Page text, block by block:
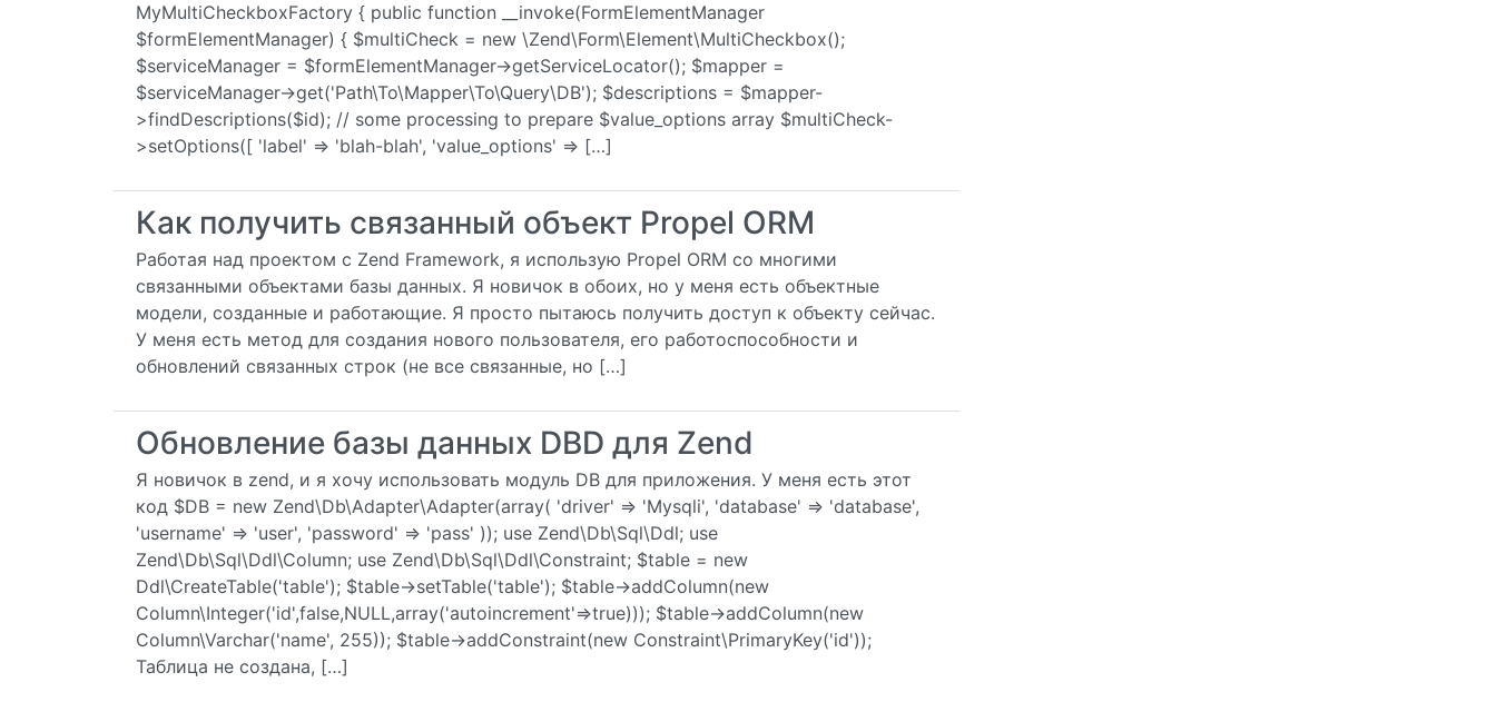
MyMultiCheckboxFactory { public function __invoke(FormElementManager
$formElementManager) { $multiCheck = new \Zend\Form\Element\MultiCheckbox();
$serviceManager = $formElementManager->getServiceLocator(); $mapper =
$serviceManager->get('Path\To\Mapper\To\Query\DB'); $descriptions = $mapper-
>findDescriptions($id); // some processing to prepare $value_options array $multiCheck-
>setOptions([ 'label' => 'blah-blah', 'value_options' => […]
Как получить связанный объект Propel ORM
Работая над проектом с Zend Framework, я использую Propel ORM со многими
связанными объектами базы данных. Я новичок в обоих, но у меня есть объектные
модели, созданные и работающие. Я просто пытаюсь получить доступ к объекту сейчас.
У меня есть метод для создания нового пользователя, его работоспособности и
обновлений связанных строк (не все связанные, но […]
Обновление базы данных DBD для Zend
Я новичок в zend, и я хочу использовать модуль DB для приложения. У меня есть этот
код $DB = new Zend\Db\Adapter\Adapter(array( 'driver' => 'Mysqli', 'database' => 'database',
'username' => 'user', 'password' => 'pass' )); use Zend\Db\Sql\Ddl; use
Zend\Db\Sql\Ddl\Column; use Zend\Db\Sql\Ddl\Constraint; $table = new
Ddl\CreateTable('table'); $table->setTable('table'); $table->addColumn(new
Column\Integer('id',false,NULL,array('autoincrement'=>true))); $table->addColumn(new
Column\Varchar('name', 255)); $table->addConstraint(new Constraint\PrimaryKey('id'));
Таблица не создана, […]